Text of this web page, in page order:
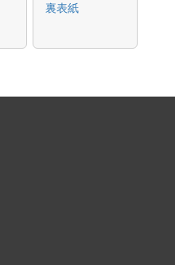
裏表紙